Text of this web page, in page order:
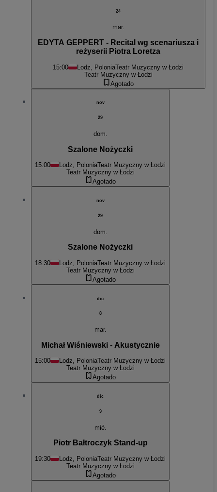
24
mar.
EDYTA GEPPERT - Recital wg scenariusza i
reżyserii Piotra Loretza
15:00 Lodz, PoloniaTeatr Muzyczny w Łodzi
Teatr Muzyczny w Łodzi
Agotado
nov
29
dom.
Szalone Nożyczki
15:00 Lodz, PoloniaTeatr Muzyczny w Łodzi
Teatr Muzyczny w Łodzi
Agotado
nov
29
dom.
Szalone Nożyczki
18:30 Lodz, PoloniaTeatr Muzyczny w Łodzi
Teatr Muzyczny w Łodzi
Agotado
dic
8
mar.
Michał Wiśniewski - Akustycznie
15:00 Lodz, PoloniaTeatr Muzyczny w Łodzi
Teatr Muzyczny w Łodzi
Agotado
dic
9
mié.
Piotr Bałtroczyk Stand-up
19:30 Lodz, PoloniaTeatr Muzyczny w Łodzi
Teatr Muzyczny w Łodzi
Agotado